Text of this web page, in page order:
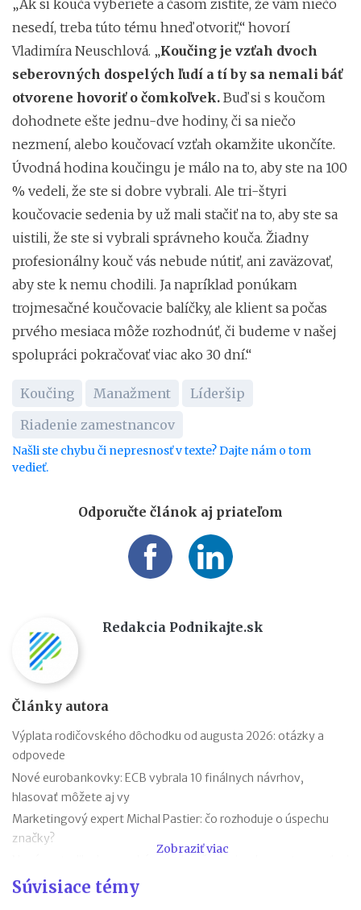
„Ak si kouča vyberiete a časom zistíte, že vám niečo
nesedí, treba túto tému hneď otvoriť,“ hovorí
Vladimíra Neuschlová. „Koučing je vzťah dvoch
seberovných dospelých ľudí a tí by sa nemali báť
otvorene hovoriť o čomkoľvek. Buď si s koučom
dohodnete ešte jednu-dve hodiny, či sa niečo
nezmení, alebo koučovací vzťah okamžite ukončíte.
Úvodná hodina koučingu je málo na to, aby ste na 100
% vedeli, že ste si dobre vybrali. Ale tri-štyri
koučovacie sedenia by už mali stačiť na to, aby ste sa
uistili, že ste si vybrali správneho kouča. Žiadny
profesionálny kouč vás nebude nútiť, ani zaväzovať,
aby ste k nemu chodili. Ja napríklad ponúkam
trojmesačné koučovacie balíčky, ale klient sa počas
prvého mesiaca môže rozhodnúť, či budeme v našej
spolupráci pokračovať viac ako 30 dní.“
Koučing Manažment
Líderšip
Riadenie zamestnancov
Našli ste chybu či nepresnosť v texte? Dajte nám o tom
vedieť.
Odporučte článok aj priateľom
Redakcia Podnikajte.sk
Články autora
Výplata rodičovského dôchodku od augusta 2026: otázky a
odpovede
Nové eurobankovky: ECB vybrala 10 finálnych návrhov,
hlasovať môžete aj vy
Marketingový expert Michal Pastier: čo rozhoduje o úspechu
značky?
hodnotení pracovných miest
Kontroly odpočtu DPH pri autách na podnikanie
Zobraziť viac
Súvisiace témy